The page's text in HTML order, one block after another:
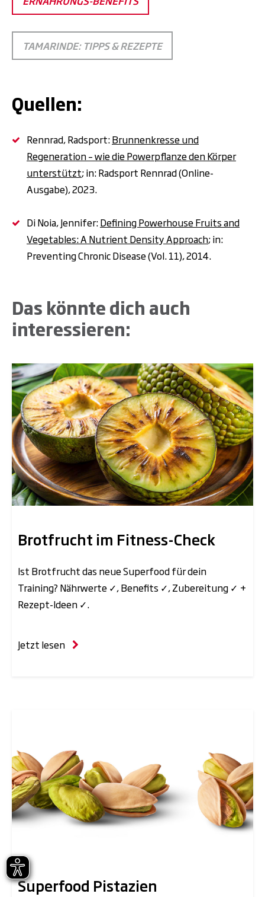
TAMARINDE: TIPPS & REZEPTE
Quellen:
Rennrad, Radsport:Brunnenkresse und
Regeneration – wie die Powerpflanze den Körper
unterstützt; in: Radsport Rennrad (Online-
Ausgabe), 2023.
Di Noia, Jennifer:Defining Powerhouse Fruits and
Vegetables: A Nutrient Density Approach; in:
Preventing Chronic Disease (Vol. 11), 2014.
Das könnte dich auch
interessieren:
Brotfrucht im Fitness-Check
Ist Brotfrucht das neue Superfood für dein
Training? Nährwerte ✓, Benefits ✓, Zubereitung ✓ +
Rezept-Ideen ✓.
Jetzt lesen
Superfood Pistazien